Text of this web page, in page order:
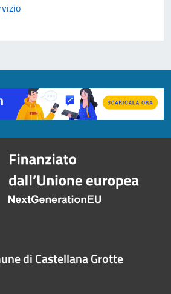
di Castellana Grotte